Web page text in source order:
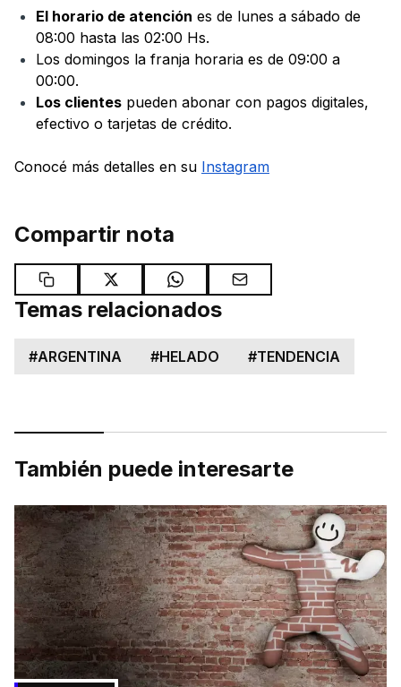
El horario de atención es de lunes a sábado de
08:00 hasta las 02:00 Hs.
Los domingos la franja horaria es de 09:00 a
00:00.
Los clientes pueden abonar con pagos digitales,
efectivo o tarjetas de crédito.
Conocé más detalles en su Instagram
Compartir nota
Temas relacionados
#ARGENTINA #HELADO #TENDENCIA
También puede interesarte